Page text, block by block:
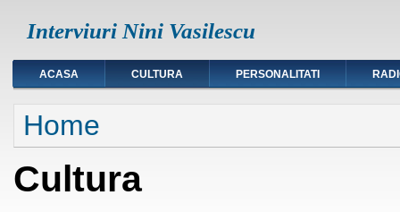
Interviuri Nini Vasilescu
ACASA CULTURA PERSONALITATI
You are here
Home
Cultura